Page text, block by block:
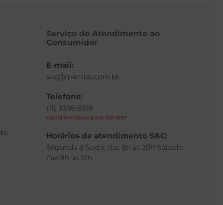
Serviço de Atendimento ao
Consumidor
E-mail:
sac@mambo.com.br
Telefone:
(11) 3336-6918
Canal exclusivo para clientes
Horários de atendimento SAC:
Segunda à Sexta, das 8h às 20h Sábado
das 8h às 16h